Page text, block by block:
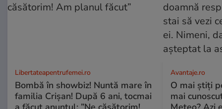
Libertateapentrufemei.ro
Bombă în showbiz! Nuntă mare în
familia Crișan! După 6 ani, tocmai
Avantaje.ro
O mai știți
mai